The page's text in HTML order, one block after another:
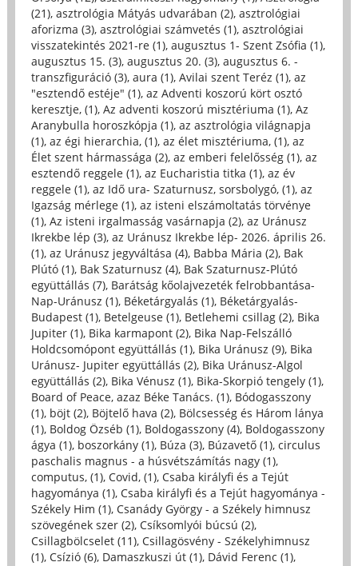
(21), asztrológia Mátyás udvarában (2), asztrológiai
aforizma (3), asztrológiai számvetés (1), asztrológiai
visszatekintés 2021-re (1), augusztus 1- Szent Zsófia (1),
augusztus 15. (3), augusztus 20. (3), augusztus 6. -
transzfiguráció (3), aura (1), Avilai szent Teréz (1), az
"esztendő estéje" (1), az Adventi koszorú kört osztó
keresztje, (1), Az adventi koszorú misztériuma (1), Az
Aranybulla horoszkópja (1), az asztrológia világnapja
(1), az égi hierarchia, (1), az élet misztériuma, (1), az
Élet szent hármassága (2), az emberi felelősség (1), az
esztendő reggele (1), az Eucharistia titka (1), az év
reggele (1), az Idő ura- Szaturnusz, sorsbolygó, (1), az
Igazság mérlege (1), az isteni elszámoltatás törvénye
(1), Az isteni irgalmasság vasárnapja (2), az Uránusz
Ikrekbe lép (3), az Uránusz Ikrekbe lép- 2026. április 26.
(1), az Uránusz jegyváltása (4), Babba Mária (2), Bak
Plútó (1), Bak Szaturnusz (4), Bak Szaturnusz-Plútó
együttállás (7), Barátság kőolajvezeték felrobbantása-
Nap-Uránusz (1), Béketárgyalás (1), Béketárgyalás-
Budapest (1), Betelgeuse (1), Betlehemi csillag (2), Bika
Jupiter (1), Bika karmapont (2), Bika Nap-Felszálló
Holdcsomópont együttállás (1), Bika Uránusz (9), Bika
Uránusz- Jupiter együttállás (2), Bika Uránusz-Algol
együttállás (2), Bika Vénusz (1), Bika-Skorpió tengely (1),
Board of Peace, azaz Béke Tanács. (1), Bódogasszony
(1), böjt (2), Böjtelő hava (2), Bölcsesség és Három lánya
(1), Boldog Özséb (1), Boldogasszony (4), Boldogasszony
ágya (1), boszorkány (1), Búza (3), Búzavető (1), circulus
paschalis magnus - a húsvétszámítás nagy (1),
computus, (1), Covid, (1), Csaba királyfi és a Tejút
hagyománya (1), Csaba királyfi és a Tejút hagyománya -
Székely Him (1), Csanády György - a Székely himnusz
szövegének szer (2), Csíksomlyói búcsú (2),
Csillagbölcselet (11), Csillagösvény - Székelyhimnusz
(1), Csízió (6), Damaszkuszi út (1), Dávid Ferenc (1),